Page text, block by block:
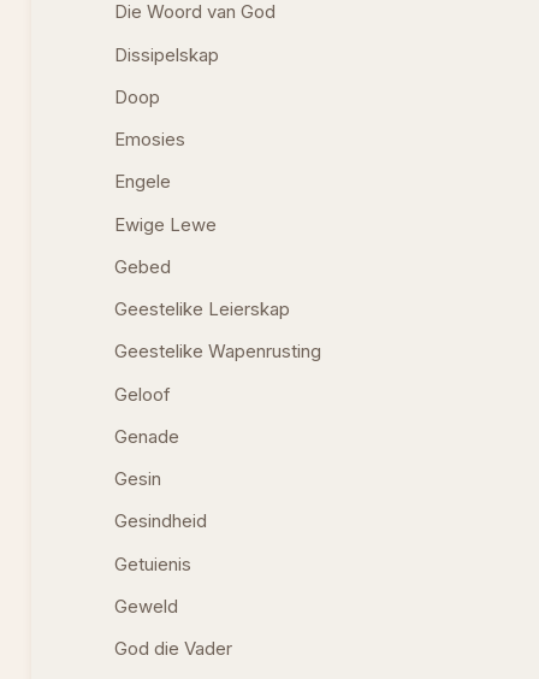
Die Woord van God
Dissipelskap
Doop
Emosies
Engele
Ewige Lewe
Gebed
Geestelike Leierskap
Geestelike Wapenrusting
Geloof
Genade
Gesin
Gesindheid
Getuienis
Geweld
God die Vader